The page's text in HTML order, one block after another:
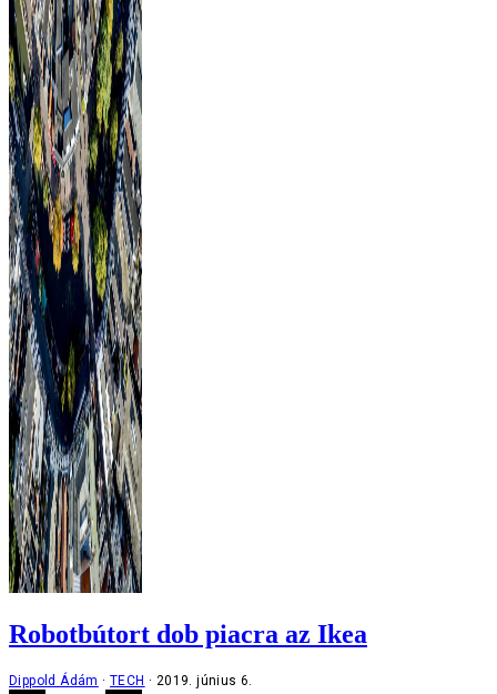
Robotbútort dob piacra az Ikea
Dippold Ádám TECH 2019. június 6.